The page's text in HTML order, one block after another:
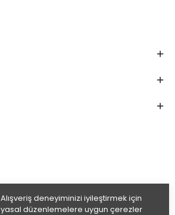
Alışveriş deneyiminizi iyileştirmek için
yasal düzenlemelere uygun çerezler